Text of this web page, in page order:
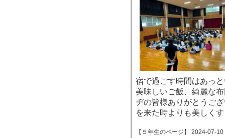
宿で過ごす時間はあっ
美味しいご飯、綺麗な
ヂの皆様ありがとうご
を来た時よりも美しく
【５年生のページ】 2024-07-